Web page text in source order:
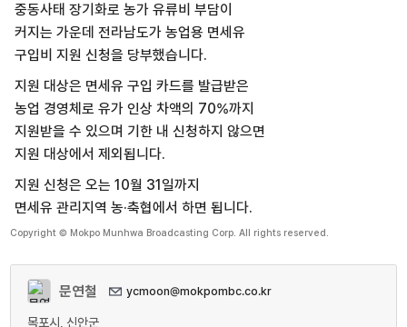
중동사태 장기화로 농가 유류비 부담이
커지는 가운데 전라남도가 농업용 면세유
구입비 지원 신청을 당부했습니다.
지원 대상은 면세유 구입 카드를 발급받은
농업 경영체로 유가 인상 차액의 70%까지
지원받을 수 있으며 기한 내 신청하지 않으면
지원 대상에서 제외됩니다.
지원 신청은 오는 10월 31일까지
면세유 관리지역 농·축협에서 하면 됩니다.
Copyright © Mokpo Munhwa Broadcasting Corp. All rights reserved.
문연철 ycmoon@mokpombc.co.kr
목포시, 신안군